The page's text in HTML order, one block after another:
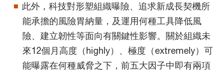
此外，科技對形塑組織曝險、追求新成長契機所
能承擔的風險胃納量，及運用何種工具降低風
險、建立韌性等面向有關鍵性影響。關於組織未
來12個月高度（highly）、極度（extremely）可
能曝露在何種威脅之下，前五大因子中即有兩項